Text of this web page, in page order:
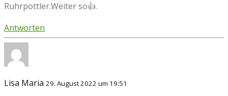
Ruhrpottler.Weiter so👍.
Antworten
Lisa Maria 29. August 2022 um 19:51